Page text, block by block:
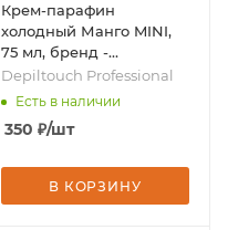
Крем-парафин
холодный Манго MINI,
75 мл, бренд -
Depiltouch Professional
Depiltouch Professional
Есть в наличии
350 ₽/шт
В КОРЗИНУ